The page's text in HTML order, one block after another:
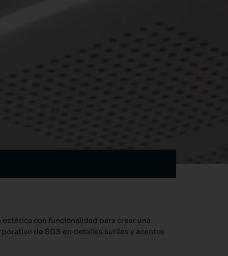
con funcionalidad para crear una
de SGS en detalles sutiles y acentos